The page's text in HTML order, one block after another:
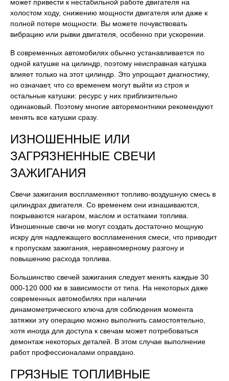
может привести к нестабильной работе двигателя на
холостом ходу, снижению мощности двигателя или даже к
полной потере мощности. Вы можете почувствовать
вибрацию или рывки двигателя, особенно при ускорении.
В современных автомобилях обычно устанавливается по
одной катушке на цилиндр, поэтому неисправная катушка
влияет только на этот цилиндр. Это упрощает диагностику,
но означает, что со временем могут выйти из строя и
остальные катушки: ресурс у них приблизительно
одинаковый. Поэтому многие авторемонтники рекомендуют
менять все катушки сразу.
ИЗНОШЕННЫЕ ИЛИ
ЗАГРЯЗНЕННЫЕ СВЕЧИ
ЗАЖИГАНИЯ
Свечи зажигания воспламеняют топливо-воздушную смесь в
цилиндрах двигателя. Со временем они изнашиваются,
покрываются нагаром, маслом и остатками топлива.
Изношенные свечи не могут создать достаточно мощную
искру для надлежащего воспламенения смеси, что приводит
к пропускам зажигания, неравномерному разгону и
повышению расхода топлива.
Большинство свечей зажигания следует менять каждые 30
000-120 000 км в зависимости от типа. На некоторых даже
современных автомобилях при наличии
динамометрического ключа для соблюдения момента
затяжки эту операцию можно выполнить самостоятельно,
хотя иногда для доступа к свечам может потребоваться
демонтаж некоторых деталей. В этом случае выполнение
работ профессионалами оправдано.
ГРЯЗНЫЕ ТОПЛИВНЫЕ